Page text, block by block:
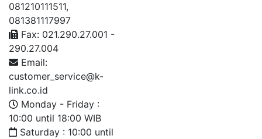
081210111511,
081381117997
Fax: 021.290.27.001 -
290.27.004
Email:
customer_service@k-
link.co.id
Monday - Friday :
10:00 until 18:00 WIB
Saturday : 10:00 until